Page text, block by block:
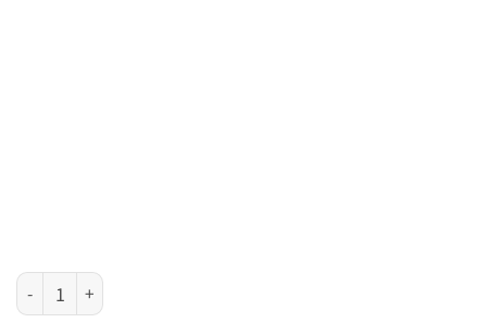
Sheaffer Prelude 系列 - 磨砂黑鍍 22K 金夾原子筆 數量